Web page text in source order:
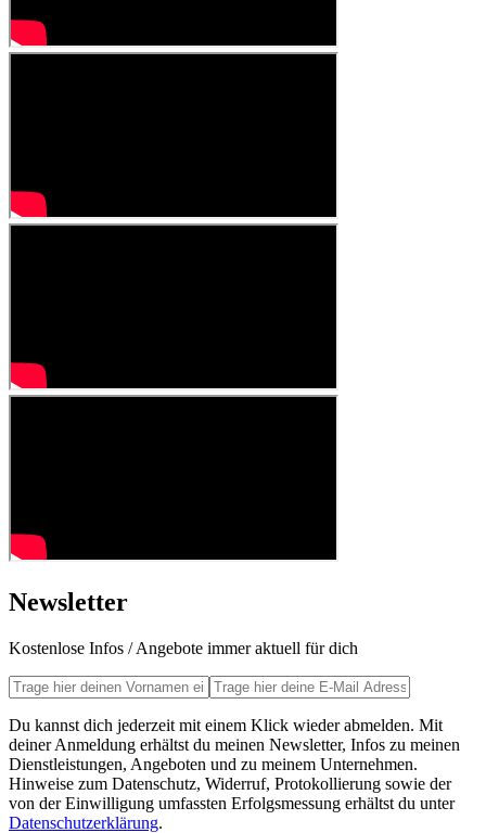
Newsletter
Kostenlose Infos / Angebote immer aktuell für dich
Du kannst dich jederzeit mit einem Klick wieder abmelden. Mit
deiner Anmeldung erhältst du meinen Newsletter, Infos zu meinen
Dienstleistungen, Angeboten und zu meinem Unternehmen.
Hinweise zum Datenschutz, Widerruf, Protokollierung sowie der
von der Einwilligung umfassten Erfolgsmessung erhältst du unter
Datenschutzerklärung.